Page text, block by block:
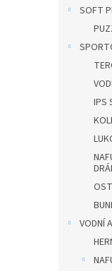
SOFT
IPS
VODNÍ